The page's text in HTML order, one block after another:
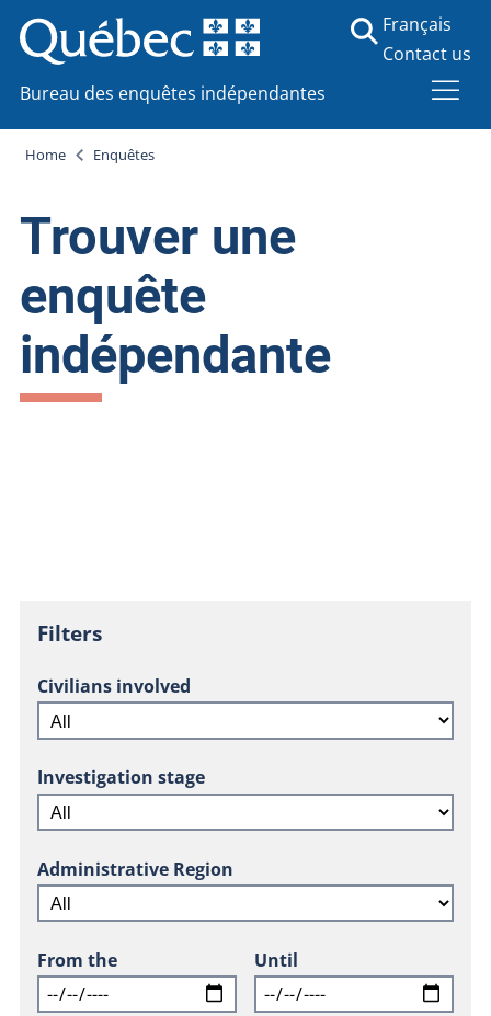
Bureau des enquêtes indépendantes
Français
Contact us
Home Enquêtes
Trouver une
enquête
indépendante
Filters
Civilians involved
Investigation stage
Administrative Region
From the Until